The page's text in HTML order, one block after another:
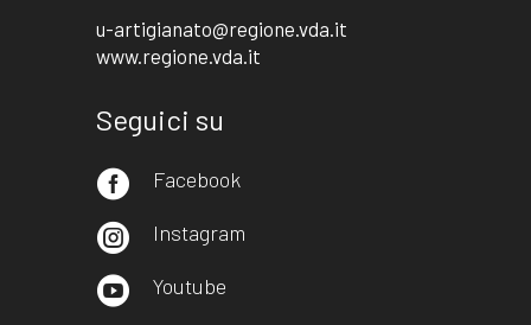
u-artigianato@regione.vda.it
www.regione.vda.it
Seguici su
 Facebook
 Instagram
 Youtube